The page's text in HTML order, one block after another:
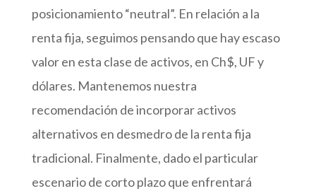
posicionamiento “neutral”. En relación a la
renta fija, seguimos pensando que hay escaso
valor en esta clase de activos, en Ch$, UF y
dólares. Mantenemos nuestra
recomendación de incorporar activos
alternativos en desmedro de la renta fija
tradicional. Finalmente, dado el particular
escenario de corto plazo que enfrentará